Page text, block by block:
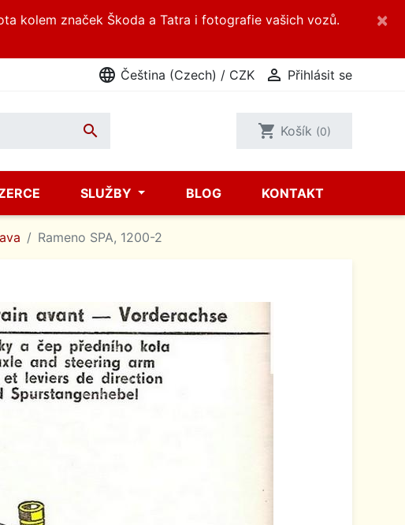
kolem značek Škoda a Tatra i fotografie vašich vozů.
×
language Čeština (Czech) / CZK  Přihlásit se
 shopping_cart Košík (0)
SLUŽBY BLOG KONTAKT
Rameno SPA, 1200-2